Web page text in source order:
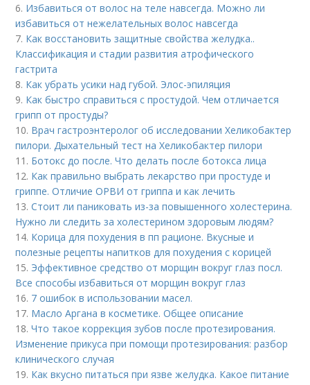
6. Избавиться от волос на теле навсегда. Можно ли
избавиться от нежелательных волос навсегда
7. Как восстановить защитные свойства желудка..
Классификация и стадии развития атрофического
гастрита
8. Как убрать усики над губой. Элос-эпиляция
9. Как быстро справиться с простудой. Чем отличается
грипп от простуды?
10. Врач гастроэнтеролог об исследовании Хеликобактер
пилори. Дыхательный тест на Хеликобактер пилори
11. Ботокс до после. Что делать после ботокса лица
12. Как правильно выбрать лекарство при простуде и
гриппе. Отличие ОРВИ от гриппа и как лечить
13.Стоит ли паниковать из-за повышенного холестерина.
Нужно ли следить за холестерином здоровым людям?
14. Корица для похудения в пп рационе. Вкусные и
полезные рецепты напитков для похудения с корицей
15. Эффективное средство от морщин вокруг глаз посл.
Все способы избавиться от морщин вокруг глаз
16. 7 ошибок в использовании масел.
17. Масло Аргана в косметике. Общее описание
18.Что такое коррекция зубов после протезирования.
Изменение прикуса при помощи протезирования: разбор
клинического случая
19. Как вкусно питаться при язве желудка. Какое питание